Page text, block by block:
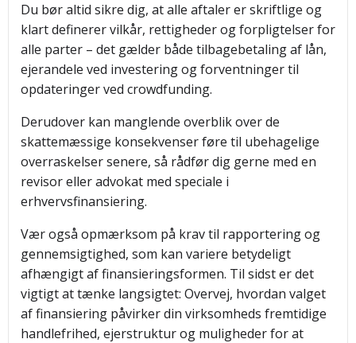
Du bør altid sikre dig, at alle aftaler er skriftlige og
klart definerer vilkår, rettigheder og forpligtelser for
alle parter – det gælder både tilbagebetaling af lån,
ejerandele ved investering og forventninger til
opdateringer ved crowdfunding.
Derudover kan manglende overblik over de
skattemæssige konsekvenser føre til ubehagelige
overraskelser senere, så rådfør dig gerne med en
revisor eller advokat med speciale i
erhvervsfinansiering.
Vær også opmærksom på krav til rapportering og
gennemsigtighed, som kan variere betydeligt
afhængigt af finansieringsformen. Til sidst er det
vigtigt at tænke langsigtet: Overvej, hvordan valget
af finansiering påvirker din virksomheds fremtidige
handlefrihed, ejerstruktur og muligheder for at